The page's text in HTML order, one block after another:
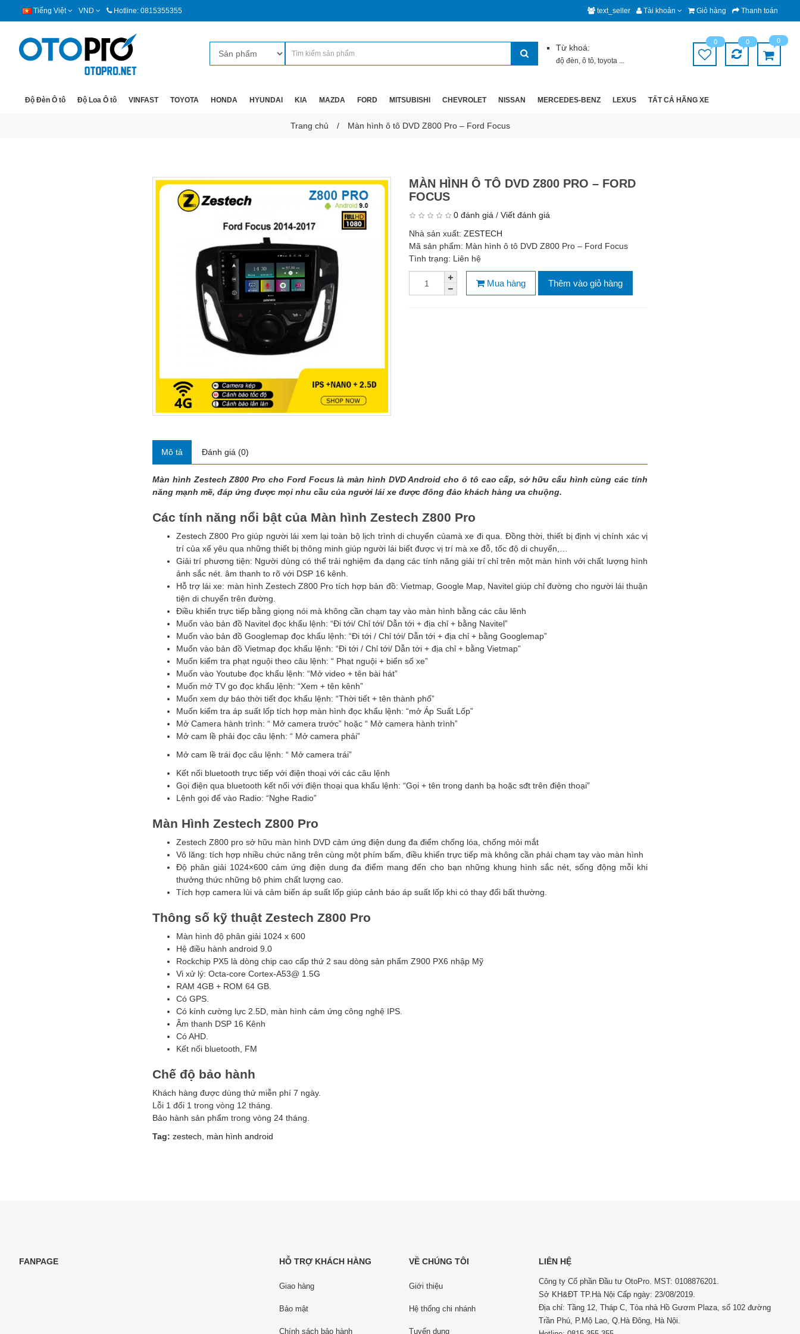
Tiếng Việt VND Hotline: 0815355355 text_seller Tài khoản Giỏ hàng Thanh toán
Từ khoá:
độ đèn,ô tô,toyota ...
0 0 0
Độ Đèn Ô tô Độ Loa Ô tô VINFAST TOYOTA HONDA HYUNDAI KIA MAZDA FORD MITSUBISHI CHEVROLET NISSAN MERCEDES-BENZ LEXUS TẤT CẢ HÃNG XE
Trang chủ Màn hình ô tô DVD Z800 Pro – Ford Focus
MÀN HÌNH Ô TÔ DVD Z800 PRO – FORD
FOCUS
0 đánh giá / Viết đánh giá
Nhà sản xuất: ZESTECH
Mã sản phẩm: Màn hình ô tô DVD Z800 Pro – Ford Focus
Tình trạng: Liên hệ
Mua hàng Thêm vào giỏ hàng
Mô tả Đánh giá (0)
Màn hình Zestech Z800 Pro cho Ford Focus là màn hình DVD Android cho ô tô cao cấp, sở hữu cấu hình cùng các tính
năng mạnh mẽ, đáp ứng được mọi nhu cầu của người lái xe được đông đảo khách hàng ưa chuộng.
Các tính năng nổi bật của Màn hình Zestech Z800 Pro
Zestech Z800 Pro giúp người lái xem lại toàn bộ lịch trình di chuyển củamà xe đi qua. Đồng thời, thiết bị định vị chính xác vị
trí của xế yêu qua những thiết bị thông minh giúp người lái biết được vị trí mà xe đỗ, tốc độ di chuyển,…
Giải trí phương tiện: Người dùng có thể trải nghiệm đa dạng các tính năng giải trí chỉ trên một màn hình với chất lượng hình
ảnh sắc nét. âm thanh to rõ với DSP 16 kênh.
Hỗ trợ lái xe: màn hình Zestech Z800 Pro tích hợp bản đồ: Vietmap, Google Map, Navitel giúp chỉ đường cho người lái thuận
tiện di chuyển trên đường.
Điều khiển trực tiếp bằng giọng nói mà không cần chạm tay vào màn hình bằng các câu lênh
Muốn vào bản đồ Navitel đọc khẩu lệnh: “Đi tới/ Chỉ tới/ Dẫn tới + địa chỉ + bằng Navitel”
Muốn vào bản đồ Googlemap đọc khẩu lệnh: “Đi tới / Chỉ tới/ Dẫn tới + địa chỉ + bằng Googlemap”
Muốn vào bản đồ Vietmap đọc khẩu lệnh: “Đi tới / Chỉ tới/ Dẫn tới + địa chỉ + bằng Vietmap”
Muốn kiểm tra phạt nguội theo câu lệnh: “ Phạt nguội + biển số xe”
Muốn vào Youtube đọc khẩu lệnh: “Mở video + tên bài hát”
Muốn mở TV go đọc khẩu lệnh: “Xem + tên kênh”
Muốn xem dự báo thời tiết đọc khẩu lệnh: “Thời tiết + tên thành phố”
Muốn kiểm tra áp suất lốp tích hợp màn hình đọc khẩu lệnh: “mở Áp Suất Lốp”
Mở Camera hành trình: “ Mở camera trước” hoặc “ Mở camera hành trình”
Mở cam lề phải đọc câu lệnh: “ Mở camera phải”
Mở cam lề trái đọc câu lệnh: “ Mở camera trái”
Kết nối bluetooth trực tiếp với điện thoại với các câu lệnh
Gọi điện qua bluetooth kết nối với điện thoại qua khẩu lệnh: “Gọi + tên trong danh bạ hoặc sđt trên điện thoại”
Lệnh gọi để vào Radio: “Nghe Radio”
Màn Hình Zestech Z800 Pro
Zestech Z800 pro sở hữu màn hình DVD cảm ứng điện dung đa điểm chống lóa, chống mỏi mắt
Vô lăng: tích hợp nhiều chức năng trên cùng một phím bấm, điều khiển trực tiếp mà không cần phải chạm tay vào màn hình
Độ phân giải 1024×600 cảm ứng điện dung đa điểm mang đến cho bạn những khung hình sắc nét, sống động mỗi khi
thưởng thức những bộ phim chất lượng cao.
Tích hợp camera lùi và cảm biến áp suất lốp giúp cảnh báo áp suất lốp khi có thay đổi bất thường.
Thông số kỹ thuật Zestech Z800 Pro
Màn hình độ phân giải 1024 x 600
Hệ điều hành android 9.0
Rockchip PX5 là dòng chip cao cấp thứ 2 sau dòng sản phẩm Z900 PX6 nhập Mỹ
Vi xử lý: Octa-core Cortex-A53@ 1.5G
RAM 4GB + ROM 64 GB.
Có GPS.
Có kính cường lực 2.5D, màn hình cảm ứng công nghệ IPS.
Âm thanh DSP 16 Kênh
Có AHD.
Kết nối bluetooth, FM
Chế độ bảo hành
Khách hàng được dùng thử miễn phí 7 ngày.
Lỗi 1 đổi 1 trong vòng 12 tháng.
Bảo hành sản phẩm trong vòng 24 tháng.
Tag: zestech màn hình android
FANPAGE HỖ TRỢ KHÁCH HÀNG
Giao hàng
Bảo mật
Chính sách bảo hành
VỀ CHÚNG TÔI
Giới thiệu
Hệ thống chi nhánh
Tuyển dụng
LIÊN HỆ
Công ty Cổ phần Đầu tư OtoPro. MST: 0108876201.
Sở KH&ĐT TP.Hà Nội Cấp ngày: 23/08/2019.
Địa chỉ: Tầng 12, Tháp C, Tòa nhà Hồ Gươm Plaza, số 102 đường
Trần Phú, P.Mộ Lao, Q.Hà Đông, Hà Nội.